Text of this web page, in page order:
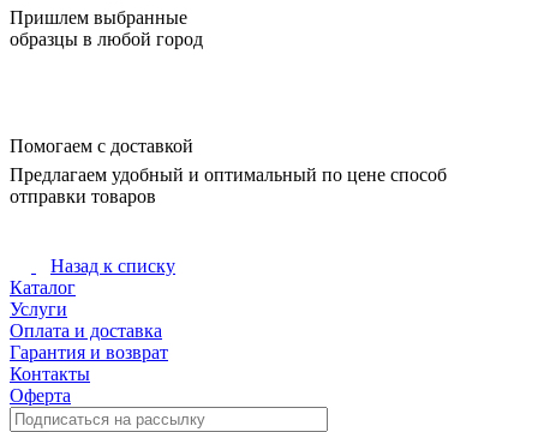
Пришлем выбранные
образцы в любой город
Помогаем с доставкой
Предлагаем удобный и оптимальный по цене способ
отправки товаров
Назад к списку
Каталог
Услуги
Оплата и доставка
Гарантия и возврат
Контакты
Оферта